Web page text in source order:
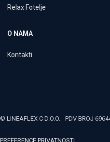
Relax Fotelje
O NAMA
Kontakti
© LINEAFLEX C D.O.O. - PDV BROJ
PREFERENCE PRIVATNOSTI